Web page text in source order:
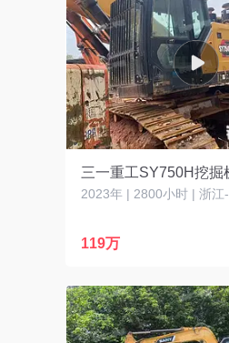
三一重工SY750H挖掘
2023年 | 2800小时 | 浙江
119万